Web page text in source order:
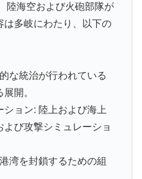
償を放棄する案を日本側に提
の反応
まう‥」
違えてる人間を生成してみた
導入。財政不足を海外資産へ
スポート所有率が低すぎる、
陸海空および火砲部隊が
は多岐にわたり、以下の
な統治が行われている
開。
ション: 陸上および海上
よび攻撃シミュレーショ
湾を封鎖するための組